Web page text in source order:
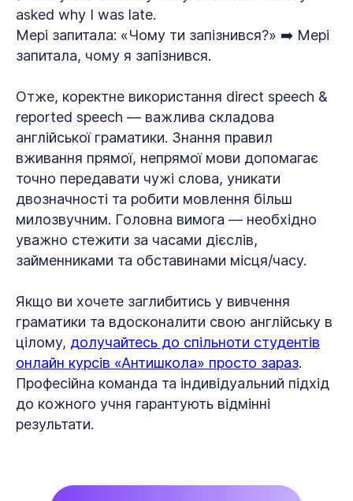
asked why I was late.
Мері запитала: «Чому ти запізнився?» ➡️ Мері
запитала, чому я запізнився.
Отже, коректне використання direct speech &
reported speech — важлива складова
англійської граматики. Знання правил
вживання прямої, непрямої мови допомагає
точно передавати чужі слова, уникати
двозначності та робити мовлення більш
милозвучним. Головна вимога — необхідно
уважно стежити за часами дієслів,
займенниками та обставинами місця/часу.
Якщо ви хочете заглибитись у вивчення
граматики та вдосконалити свою англійську в
цілому, долучайтесь до спільноти студентів
онлайн курсів «Антишкола» просто зараз.
Професійна команда та індивідуальний підхід
до кожного учня гарантують відмінні
результати.